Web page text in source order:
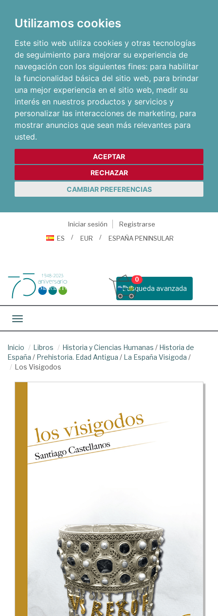
Utilizamos cookies
Este sitio web utiliza cookies y otras tecnologías
de seguimiento para mejorar su experiencia de
navegación con los siguientes fines: para habilitar
la funcionalidad básica del sitio web, para brindar
una mejor experiencia en el sitio web, medir su
interés en nuestros productos y servicios y
personalizar las interacciones de marketing, para
mostrar anuncios que sean más relevantes para
usted.
ACEPTAR
RECHAZAR
CAMBIAR PREFERENCIAS
Iniciar sesión
Registrarse
ES
EUR ESPAÑA PENINSULAR
Busqueda avanzada
0
Toggle navigation
Inicio Libros Historia y Ciencias Humanas / Historia de
España / Prehistoria. Edad Antigua / La España Visigoda /
Los Visigodos